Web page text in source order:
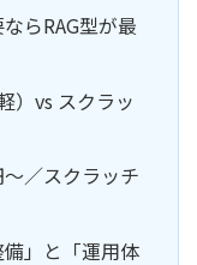
らRAG型が最
）vs スクラッ
／スクラッチ
」と「運用体